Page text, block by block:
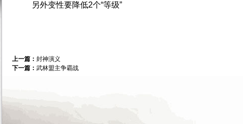
另外变性要降低2个“等级”
上一篇： 封神演义
下一篇： 武林盟主争霸战